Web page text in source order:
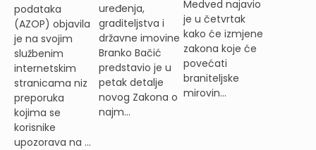
podataka
(AZOP) objavila
je na svojim
službenim
internetskim
stranicama niz
preporuka
kojima se
korisnike
upozorava na ...
uređenja,
graditeljstva i
državne imovine
Branko Bačić
predstavio je u
petak detalje
novog Zakona o
najm...
Medved najavio
je u četvrtak
kako će izmjene
zakona koje će
povećati
braniteljske
mirovin...